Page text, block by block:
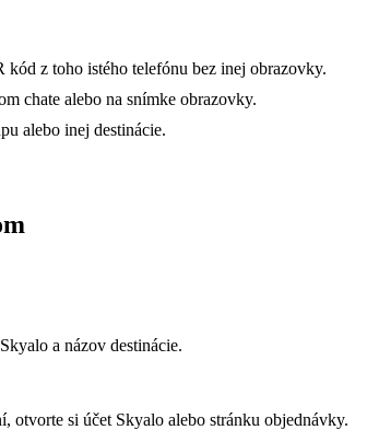
kód z toho istého telefónu bez inej obrazovky.
chate alebo na snímke obrazovky.
alebo inej destinácie.
a názov destinácie.
otvorte si účet Skyalo alebo stránku objednávky.